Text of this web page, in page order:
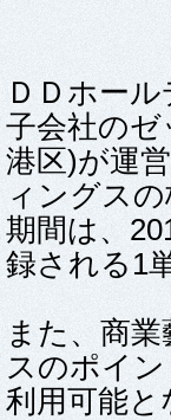
ＤＤホー
子会社のゼ
港区)が運
ィングス
期間は、
録される1
また、商
スのポイ
利用可能と